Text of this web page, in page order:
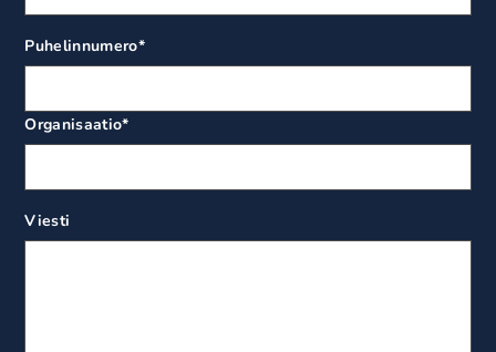
Puhelinnumero*
Organisaatio*
Viesti